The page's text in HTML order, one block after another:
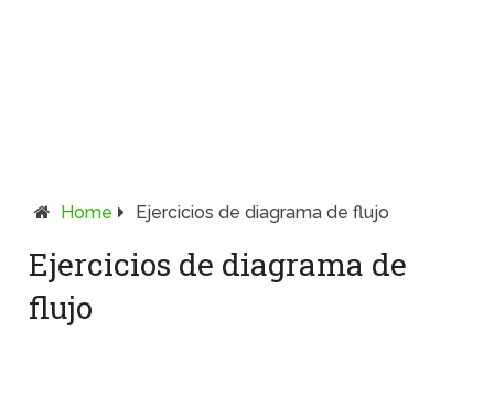
Home Ejercicios de diagrama de flujo
Ejercicios de diagrama de
flujo